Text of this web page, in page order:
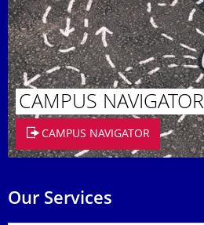
CAMPUS NAVIGATOR
CAMPUS NAVIGATOR
Our Services